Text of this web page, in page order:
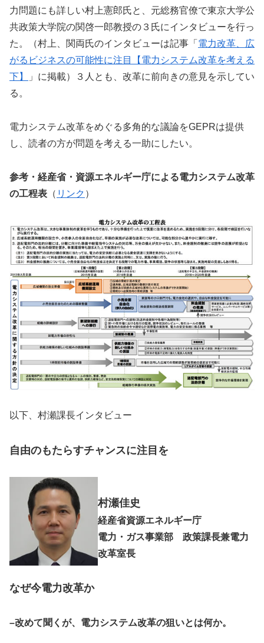
力問題にも詳しい村上憲郎氏と、元総務官僚で東京大学公
共政策大学院の関啓一郎教授の３氏にインタビューを行っ
た。（村上、関両氏のインタビューは記事「 電力改革、広
がるビジネスの可能性に注目【電力システム改革を考える
下】
」に掲載）３人とも、改革に前向きの意見を示してい
る。
電力システム改革をめぐる多角的な議論をGEPRは提供
し、読者の方が問題を考える一助にしたい。
参考・経産省・資源エネルギー庁による電力システム改革
の工程表 （ リンク ）
以下、村瀬課長インタビュー
自由のもたらすチャンスに注目を
村瀬佳史
経産省資源エネルギー庁
電力・ガス事業部 政策課長兼電力
改革室長
なぜ今電力改革か
–改めて聞くが、電力システム改革の狙いとは何か。